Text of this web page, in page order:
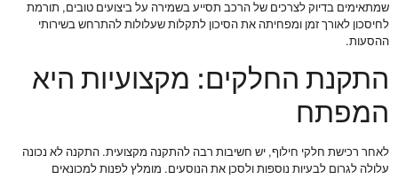
שמתאימים בדיוק לצרכים של הרכב תסייע בשמירה על ביצועים טובים, תורמת
לחיסכון לאורך זמן ומפחיתה את הסיכון לתקלות שעלולות להתרחש בשירותי
ההסעות.
התקנת החלקים: מקצועיות היא
המפתח
לאחר רכישת חלקי חילוף, יש חשיבות רבה להתקנה מקצועית. התקנה לא נכונה
עלולה לגרום לבעיות נוספות ולסכן את הנוסעים. מומלץ לפנות למכונאים